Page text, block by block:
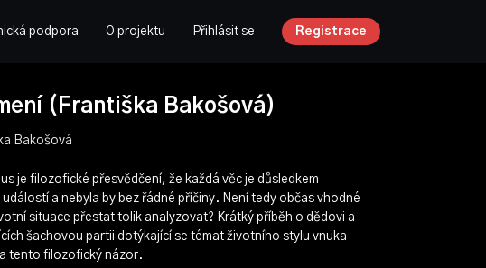
podpora O projektu Přihlásit se Registrace
(Františka Bakošová)
Bakošová
je filozofické přesvědčení, že každá věc je důsledkem
a nebyla by bez řádné příčiny. Není tedy občas vhodné
situace přestat tolik analyzovat? Krátký příběh o dědovi a
šachovou partii dotýkající se témat životního stylu vnuka
tento filozofický názor.